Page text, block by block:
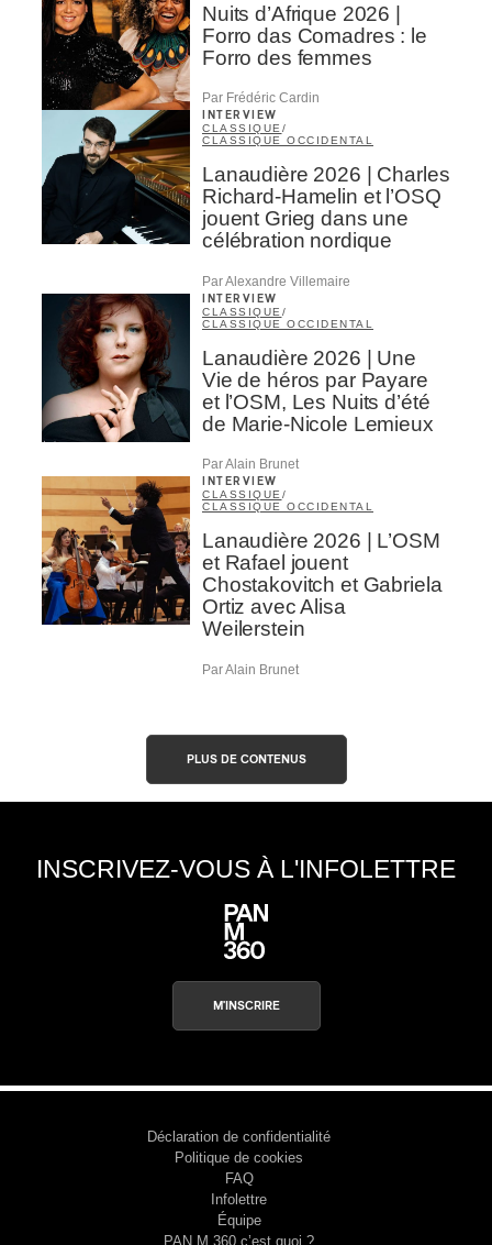
Nuits d’Afrique 2026 |
Forro das Comadres : le
Forro des femmes
Par Frédéric Cardin
INTERVIEW
CLASSIQUE/
CLASSIQUE OCCIDENTAL
Lanaudière 2026 | Charles
Richard-Hamelin et l’OSQ
jouent Grieg dans une
célébration nordique
Par Alexandre Villemaire
INTERVIEW
CLASSIQUE /
CLASSIQUE OCCIDENTAL
Lanaudière 2026 | Une
Vie de héros par Payare
et l’OSM, Les Nuits d’été
de Marie-Nicole Lemieux
Par Alain Brunet
INTERVIEW
CLASSIQUE/
CLASSIQUE OCCIDENTAL
Lanaudière 2026 | L’OSM
et Rafael jouent
Chostakovitch et Gabriela
Ortiz avec Alisa
Weilerstein
Par Alain Brunet
PLUS DE CONTENUS
INSCRIVEZ-VOUS À L'INFOLETTRE
M'INSCRIRE
Déclaration de confidentialité
Politique de cookies
FAQ
Infolettre
Équipe
PAN M 360 c’est quoi ?